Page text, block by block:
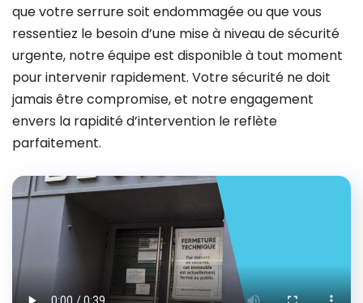
que votre serrure soit endommagée ou que vous
ressentiez le besoin d’une mise à niveau de sécurité
urgente, notre équipe est disponible à tout moment
pour intervenir rapidement. Votre sécurité ne doit
jamais être compromise, et notre engagement
envers la rapidité d’intervention le reflète
parfaitement.